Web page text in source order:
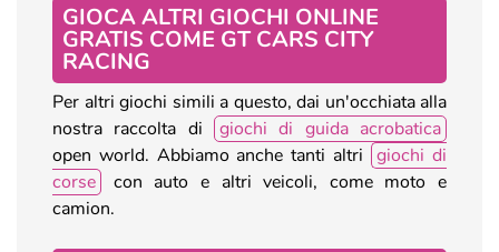
GIOCA ALTRI GIOCHI ONLINE
GRATIS COME GT CARS CITY
RACING
Per altri giochi simili a questo, dai un'occhiata alla
nostra raccolta di
giochi di guida acrobatica
open world. Abbiamo anche tanti altri giochi di
corse
con auto e altri veicoli, come moto e
camion.